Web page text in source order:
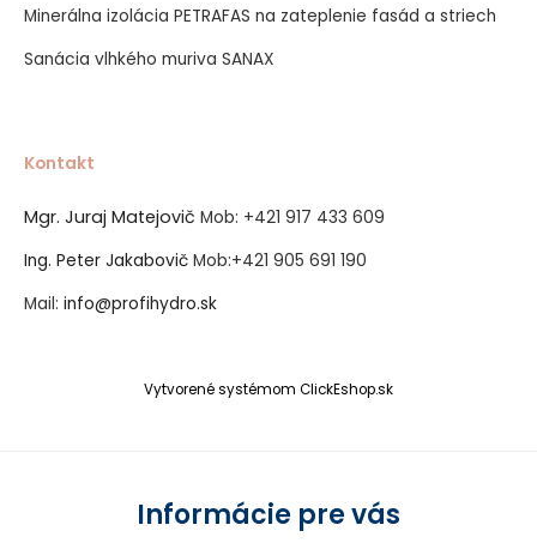
Minerálna izolácia PETRAFAS na zateplenie fasád a striech
Sanácia vlhkého muriva SANAX
Kontakt
Mgr. Juraj Matejovič Mob: +421 917 433 609
Ing. Peter Jakabovič Mob:+421 905 691 190
Mail: info@profihydro.sk
Vytvorené systémom ClickEshop.sk
Informácie pre vás